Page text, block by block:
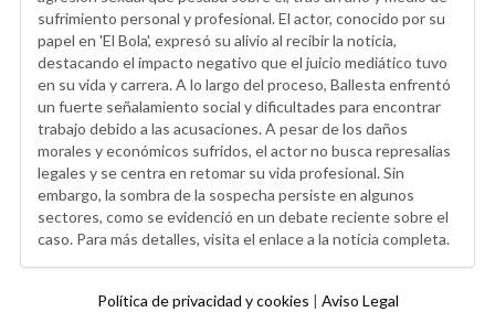
sufrimiento personal y profesional. El actor, conocido por su
papel en 'El Bola', expresó su alivio al recibir la noticia,
destacando el impacto negativo que el juicio mediático tuvo
en su vida y carrera. A lo largo del proceso, Ballesta enfrentó
un fuerte señalamiento social y dificultades para encontrar
trabajo debido a las acusaciones. A pesar de los daños
morales y económicos sufridos, el actor no busca represalias
legales y se centra en retomar su vida profesional. Sin
embargo, la sombra de la sospecha persiste en algunos
sectores, como se evidenció en un debate reciente sobre el
caso. Para más detalles, visita el enlace a la noticia completa.
Política de privacidad y cookies | Aviso Legal